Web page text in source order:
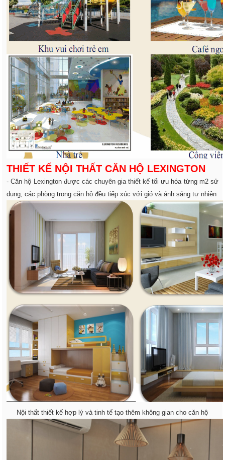
THIẾT KẾ NỘI THẤT CĂN HỘ LEXINGTON
- Căn hộ Lexington được các chuyên gia thiết kế tối ưu hóa từng m2 sử
dụng, các phòng trong căn hộ đều tiếp xúc với gió và ánh sáng tự nhiên
Nội thất thiết kế hợp lý và tinh tế tạo thêm không gian cho căn hộ